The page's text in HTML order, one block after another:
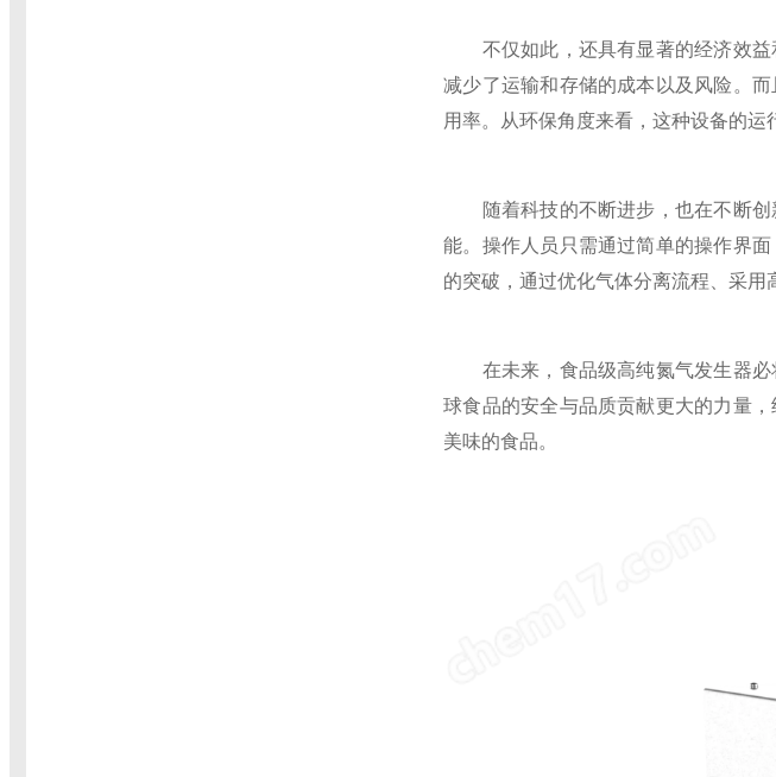
不仅如此，还具有显著的经济效益
减少了运输和存储的成本以及风险。
用率。从环保角度来看，这种设备的运
随着科技的不断进步，也在不断创
能。操作人员只需通过简单的操作界
的突破，通过优化气体分离流程、采用
在未来，食品级高纯氮气发生器必
球食品的安全与品质贡献更大的力量
美味的食品。